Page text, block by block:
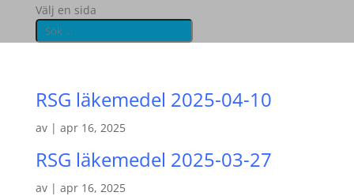
Välj en sida
RSG läkemedel 2025-04-10
av | apr 16, 2025
RSG läkemedel 2025-03-27
av | apr 16, 2025